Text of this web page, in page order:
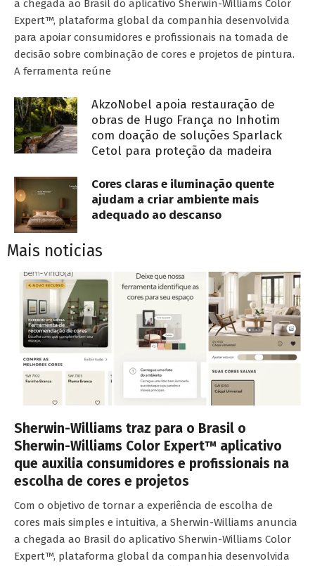
a chegada ao Brasil do aplicativo Sherwin-Williams Color
Expert™, plataforma global da companhia desenvolvida
para apoiar consumidores e profissionais na tomada de
decisão sobre combinação de cores e projetos de pintura.
A ferramenta reúne
AkzoNobel apoia restauração de
obras de Hugo França no Inhotim
com doação de soluções Sparlack
Cetol para proteção da madeira
Cores claras e iluminação quente
ajudam a criar ambiente mais
adequado ao descanso
Mais noticias
Sherwin-Williams traz para o Brasil o
Sherwin-Williams Color Expert™ aplicativo
que auxilia consumidores e profissionais na
escolha de cores e projetos
Com o objetivo de tornar a experiência de escolha de
cores mais simples e intuitiva, a Sherwin-Williams anuncia
a chegada ao Brasil do aplicativo Sherwin-Williams Color
Expert™, plataforma global da companhia desenvolvida